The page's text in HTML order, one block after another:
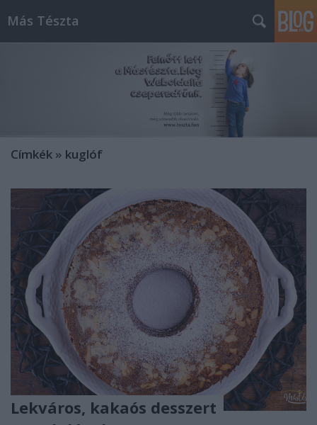
Más Tészta
Címkék » kuglóf
Lekváros, kakaós desszert